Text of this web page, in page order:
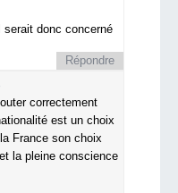
donc concerné
Répondre
correctement
est un choix
France son choix
la pleine conscience